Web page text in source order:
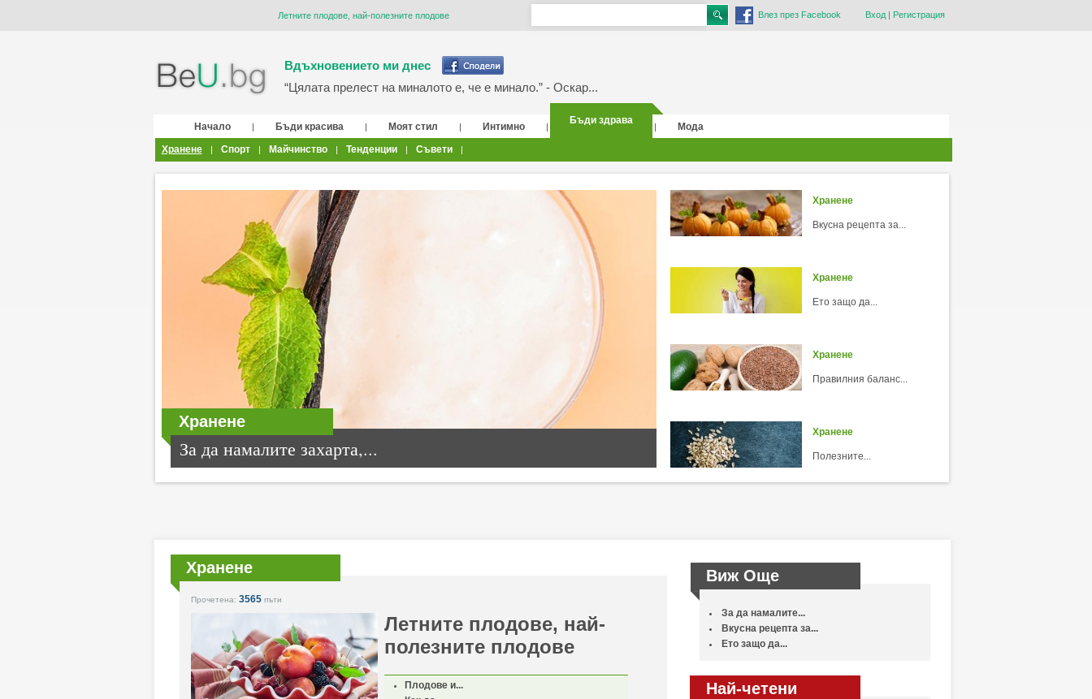
Летните плодове, най-полезните плодове Влез през Facebook Вход| Регистрация
Вдъхновението ми днес
“Цялата прелест на миналото е, че е минало.” - Оскар...
Начало | Бъди красива | Моят стил | Интимно |
Бъди здрава
|
Мода
Хранене
| Спорт | Майчинство | Тенденции | Съвети |
Хранене
За да намалите захарта,...
Хранене
Вкусна рецепта за...
Хранене
Ето защо да...
Хранене
Правилния баланс...
Хранене
Полезните...
Хранене
Прочетена: 3565пъти
Летните плодове, най-
полезните плодове
Плодове и...
Виж Още
За да намалите...
Вкусна рецепта за...
Ето защо да...
Най-четени